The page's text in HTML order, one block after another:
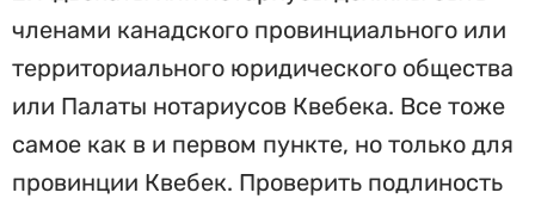
членами канадского провинциального или
территориального юридического общества
или Палаты нотариусов Квебека. Все тоже
самое как в и первом пункте, но только для
провинции Квебек. Проверить подлиность